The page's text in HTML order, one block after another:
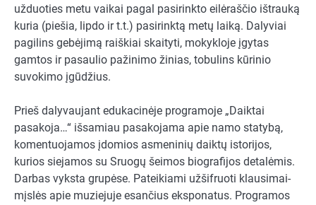
užduoties metu vaikai pagal pasirinkto eilėraščio ištrauką
kuria (piešia, lipdo ir t.t.) pasirinktą metų laiką. Dalyviai
pagilins gebėjimą raiškiai skaityti, mokykloje įgytas
gamtos ir pasaulio pažinimo žinias, tobulins kūrinio
suvokimo įgūdžius.
Prieš dalyvaujant edukacinėje programoje „Daiktai
pasakoja…“ išsamiau pasakojama apie namo statybą,
komentuojamos įdomios asmeninių daiktų istorijos,
kurios siejamos su Sruogų šeimos biografijos detalėmis.
Darbas vyksta grupėse. Pateikiami užšifruoti klausimai-
mįslės apie muziejuje esančius eksponatus. Programos